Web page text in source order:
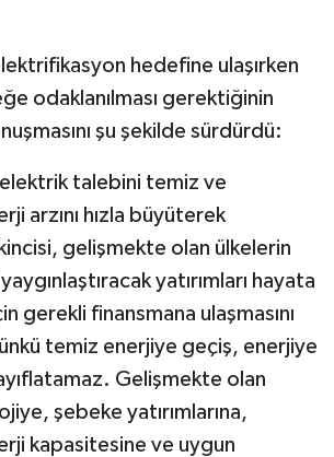
hedefine ulaşırken
odaklanılması gerektiğinin
şu şekilde sürdürdü:
talebini temiz ve
arzını hızla büyüterek
İkincisi, gelişmekte olan ülkelerin
yatırımları hayata
gerekli finansmana ulaşmasını
temiz enerjiye geçiş, enerjiye
Gelişmekte olan
şebeke yatırımlarına,
kapasitesine ve uygun